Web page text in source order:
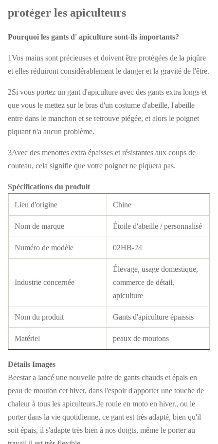
protéger les apiculteurs
Pourquoi les gants d' apiculture sont-ils importants?
1Vos mains sont précieuses et doivent être protégées de la piqûre
et elles réduiront considérablement le danger et la gravité de l'être.
2Si vous portez un gant d'apiculture avec des gants extra longs et
que vous le mettez sur le bras d'un costume d'abeille, l'abeille
entre dans le manchon et se retrouve piégée, et alors le poignet
piquant n'a aucun problème.
3Avec des menottes extra épaisses et résistantes aux coups de
couteau, cela signifie que votre poignet ne piquera pas.
Spécifications du produit
Lieu d'origine Chine
Nom de marque Étoile d'abeille / personnalisé
Numéro de modèle 02HB-24
Industrie concernée
Élevage, usage domestique,
commerce de détail,
apiculture
Nom du produit Gants d'apiculture épaissis
Matériel peaux de moutons
Détails Images
Beestar a lancé une nouvelle paire de gants chauds et épais en
peau de mouton cet hiver, dans l'espoir d'apporter une touche de
chaleur à tous les apiculteurs.Je roule en moto en hiver., ou le
porter dans la vie quotidienne, ce gant est très adapté, bien qu'il
soit épais, il s'adapte très bien à nos doigts, même le porter au